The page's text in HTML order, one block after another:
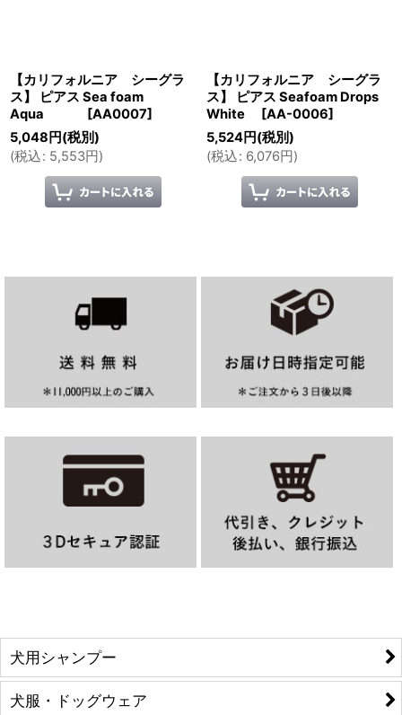
【カリフォルニア シーグラ
ス】 ピアス Sea foam
Aqua
[AA0007]
5,048 円(税別)
(税込: 5,553円)
【カリフォルニア シーグラ
ス】 ピアス Seafoam Drops
White
[AA-0006]
5,524円(税別)
(税込: 6,076円)
犬用シャンプー
犬服・ドッグウェア